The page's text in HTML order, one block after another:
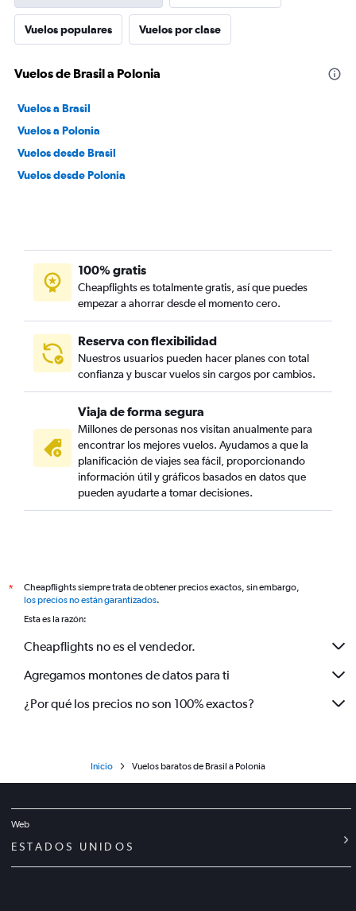
Vuelos populares Vuelos por clase
Vuelos de Brasil a Polonia
Vuelos a Brasil
Vuelos a Polonia
Vuelos desde Brasil
Vuelos desde Polonia
100% gratis
Cheapflights es totalmente gratis, así que puedes
empezar a ahorrar desde el momento cero.
Reserva con flexibilidad
Nuestros usuarios pueden hacer planes con total
confianza y buscar vuelos sin cargos por cambios.
Viaja de forma segura
Millones de personas nos visitan anualmente para
encontrar los mejores vuelos. Ayudamos a que la
planificación de viajes sea fácil, proporcionando
información útil y gráficos basados en datos que
pueden ayudarte a tomar decisiones.
*
Cheapflights siempre trata de obtener precios exactos, sin embargo,
los precios no están garantizados.
Esta es la razón:
Cheapflights no es el vendedor.
Agregamos montones de datos para ti
¿Por qué los precios no son 100% exactos?
Inicio Vuelos baratos de Brasil a Polonia
Web
ESTADOS UNIDOS